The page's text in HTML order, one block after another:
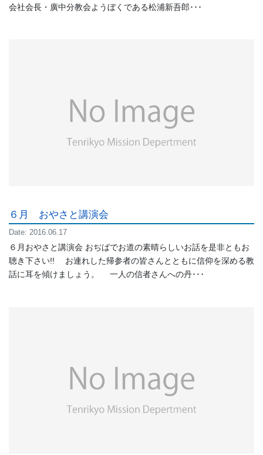
会社会長・廣中分教会ようぼくである松浦新吾郎･･･
６月 おやさと講演会
Date: 2016.06.17
６月おやさと講演会 おぢばでお道の素晴らしいお話を是非ともお
聴き下さい!! お連れした帰参者の皆さんとともに信仰を深める教
話に耳を傾けましょう。 一人の信者さんへの丹･･･